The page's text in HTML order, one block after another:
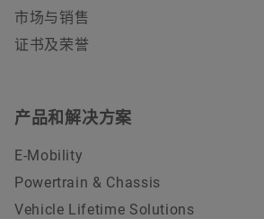
市场与销售
证书及荣誉
产品和解决方案
E-Mobility
Powertrain & Chassis
Vehicle Lifetime Solutions